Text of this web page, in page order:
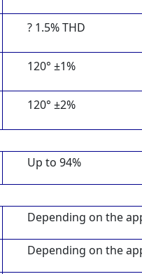
? 1.5% THD
120° ±1%
120° ±2%
Up to 94%
Depending on the
Depending on the